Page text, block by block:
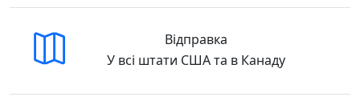
Відправка
У всі штати США та в Канаду